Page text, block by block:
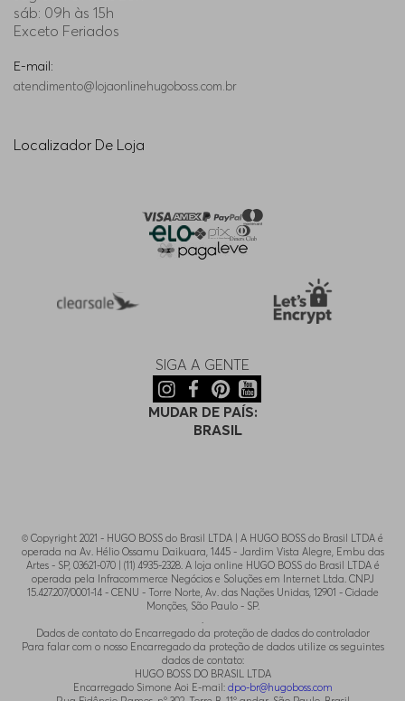
sáb: 09h às 15h
Exceto Feriados
E-mail:
atendimento@lojaonlinehugoboss.com.br
Localizador De Loja
SIGA A GENTE
MUDAR DE PAÍS:
BRASIL
© Copyright 2021 - HUGO BOSS do Brasil LTDA | A HUGO BOSS do Brasil LTDA é
operada na Av. Hélio Ossamu Daikuara, 1445 - Jardim Vista Alegre, Embu das
Artes - SP, 03621-070 | (11) 4935-2328. A loja online HUGO BOSS do Brasil LTDA é
operada pela Infracommerce Negócios e Soluções em Internet Ltda. CNPJ
15.427.207/0001-14 - CENU - Torre Norte, Av. das Nações Unidas, 12901 - Cidade
Monções, São Paulo - SP.
.
Dados de contato do Encarregado da proteção de dados do controlador
Para falar com o nosso Encarregado da proteção de dados utilize os seguintes
dados de contato:
HUGO BOSS DO BRASIL LTDA
Encarregado Simone Aoi E-mail: dpo-br@hugoboss.com